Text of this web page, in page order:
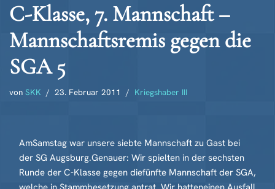
C-Klasse, 7. Mannschaft –
Mannschaftsremis gegen die
SGA 5
von SKK 23. Februar 2011 Kriegshaber III
AmSamstag war unsere siebte Mannschaft zu Gast bei
der SG Augsburg.Genauer: Wir spielten in der sechsten
Runde der C-Klasse gegen diefünfte Mannschaft der SGA,